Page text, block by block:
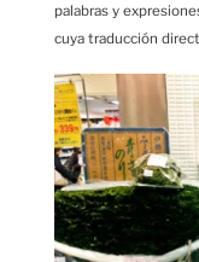
palabras y
cuya traducción